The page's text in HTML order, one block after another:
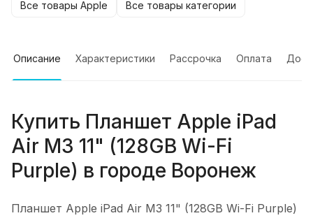
Все товары Apple Все товары категории
Описание Характеристики Рассрочка Оплата
Купить Планшет Apple iPad
Air M3 11" (128GB Wi-Fi
Purple) в городе Воронеж
Планшет Apple iPad Air M3 11" (128GB Wi-Fi Purple)